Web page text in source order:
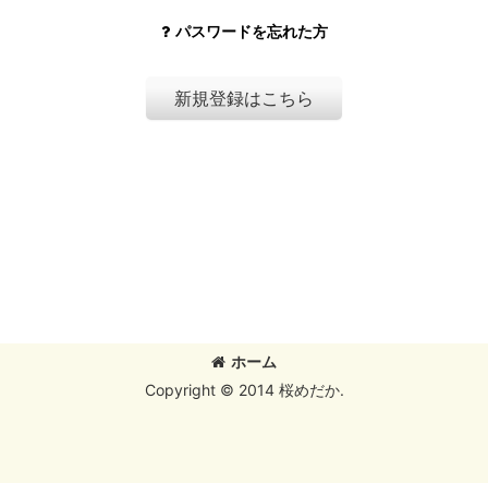
パスワードを忘れた方
新規登録はこちら
ホーム
Copyright © 2014 桜めだか.